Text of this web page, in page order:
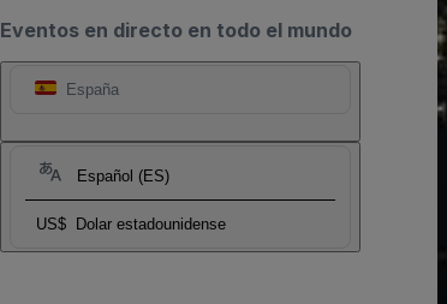
Eventos en directo en todo el mundo
España
Español (ES)
US$ Dolar estadounidense